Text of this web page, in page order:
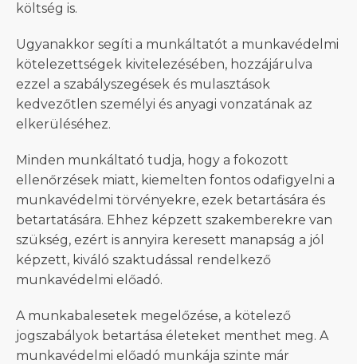
költség is.
Ugyanakkor segíti a munkáltatót a munkavédelmi
kötelezettségek kivitelezésében, hozzájárulva
ezzel a szabályszegések és mulasztások
kedvezőtlen személyi és anyagi vonzatának az
elkerüléséhez.
Minden munkáltató tudja, hogy a fokozott
ellenőrzések miatt, kiemelten fontos odafigyelni a
munkavédelmi törvényekre, ezek betartására és
betartatására. Ehhez képzett szakemberekre van
szükség, ezért is annyira keresett manapság a jól
képzett, kiváló szaktudással rendelkező
munkavédelmi előadó.
A munkabalesetek megelőzése, a kötelező
jogszabályok betartása életeket menthet meg. A
munkavédelmi előadó munkája szinte már